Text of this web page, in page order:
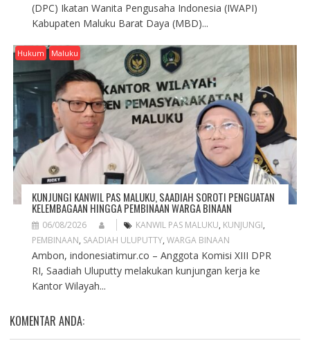
(DPC) Ikatan Wanita Pengusaha Indonesia (IWAPI)
Kabupaten Maluku Barat Daya (MBD)...
Hukum Maluku
KUNJUNGI KANWIL PAS MALUKU, SAADIAH SOROTI PENGUATAN
KELEMBAGAAN HINGGA PEMBINAAN WARGA BINAAN
06/08/2026 KANWIL PAS MALUKU, KUNJUNGI,
PEMBINAAN, SAADIAH ULUPUTTY, WARGA BINAAN
Ambon, indonesiatimur.co – Anggota Komisi XIII DPR
RI, Saadiah Uluputty melakukan kunjungan kerja ke
Kantor Wilayah...
KOMENTAR ANDA: